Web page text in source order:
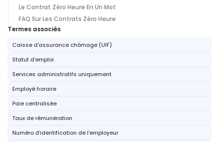
Le Contrat Zéro Heure En Un Mot
FAQ Sur Les Contrats Zéro Heure
Termes associés
Caisse d'assurance chômage (UIF)
Statut d'emploi
Services administratifs uniquement
Employé horaire
Paie centralisée
Taux de rémunération
Numéro d’identification de l’employeur